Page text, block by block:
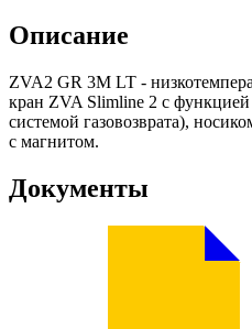
Описание
ZVA2 GR 3M LT -
кран ZVA Slimline 2 с функцией
системой газовозврата),
с магнитом.
Документы